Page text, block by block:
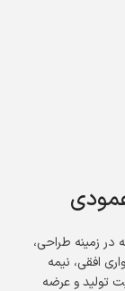
در زمینه طراحی،
افقی، نیمه
تولید و عرضه